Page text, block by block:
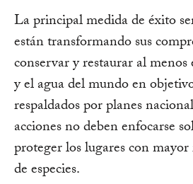
La principal medida de éxito
están transformando sus
conservar y restaurar al
y el agua del mundo en
respaldados por planes
acciones no deben enfocarse
proteger los lugares con
de especies.